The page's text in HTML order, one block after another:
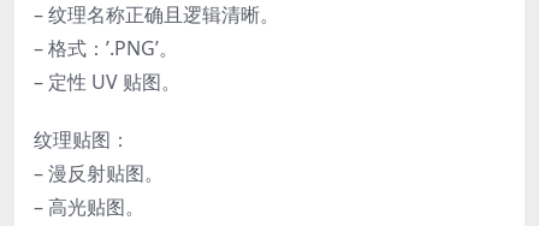
– 纹理名称正确且逻辑清晰。
– 格式：’.PNG’。
– 定性 UV 贴图。
纹理贴图：
– 漫反射贴图。
– 高光贴图。